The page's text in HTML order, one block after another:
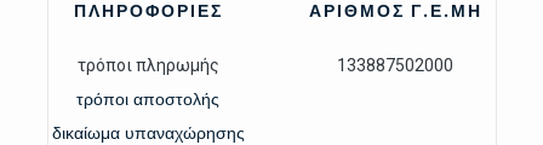
ΠΛΗΡΟΦΟΡΙΕΣ
τρόποι πληρωμής
τρόποι αποστολής
δικαίωμα υπαναχώρησης
ΑΡΙΘΜΟΣ Γ.Ε.ΜΗ
133887502000